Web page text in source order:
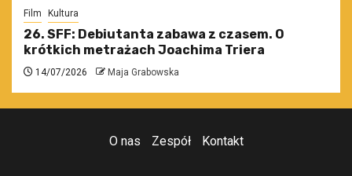
Film Kultura
26. SFF: Debiutanta zabawa z czasem. O
krótkich metrażach Joachima Triera
14/07/2026 Maja Grabowska
O nas Zespół Kontakt